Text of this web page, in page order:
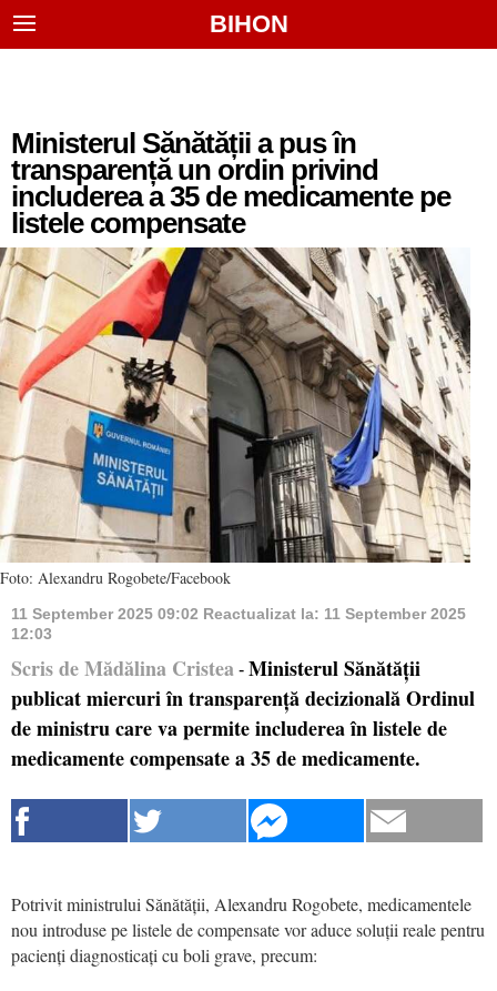
BIHON
Ministerul Sănătății a pus în
transparență un ordin privind
includerea a 35 de medicamente pe
listele compensate
Foto: Alexandru Rogobete/Facebook
11 September 2025 09:02 Reactualizat la: 11 September 2025
12:03
Scris de Mădălina Cristea - Ministerul Sănătății
publicat miercuri în transparență decizională Ordinul
de ministru care va permite includerea în listele de
medicamente compensate a 35 de medicamente.
Potrivit ministrului Sănătății, Alexandru Rogobete, medicamentele
nou introduse pe listele de compensate vor aduce soluții reale pentru
pacienți diagnosticați cu boli grave, precum: